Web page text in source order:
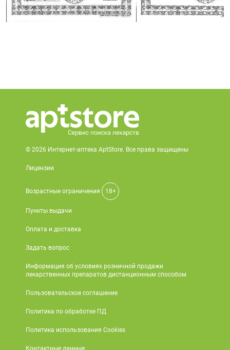
© 2026 Интернет-аптека AptStore. Все права защищены
Лицензии
Возрастные ограничения 18+
Пункты выдачи
Оплата и доставка
Задать вопрос
Информация об условиях розничной продажи
лекарственных препаратов дистанционным способом
Пользовательское соглашение
Политика по обработке ПД
Политика использования Cookies
Контактные данные